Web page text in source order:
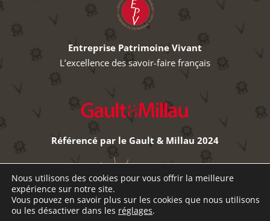
Entreprise Patrimoine Vivant
L’excellence des savoir-faire français
Référencé par le Gault & Millau 2024
Nous utilisons des cookies pour vous offrir la meilleure
expérience sur notre site.
Vous pouvez en savoir plus sur les cookies que nous utilisons
ou les désactiver dans les réglages.